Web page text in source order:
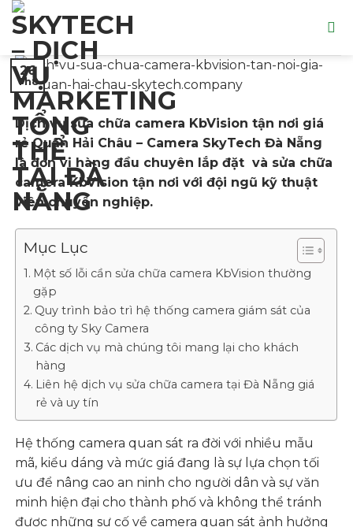
Skip
to
content
26
Th8
Dịch vụ sửa chữa camera KbVision tận nơi giá
rẻ Quận Hải Châu – Camera SkyTech Đà Nẵng
là đơn vị hàng đầu chuyên lắp đặt và sửa chữa
camera KbVision tận nơi với đội ngũ kỹ thuật
viên chuyên nghiệp.
Mục Lục
Một số lỗi cần sửa chữa camera KbVision thường
gặp
Quy trình bảo trì hệ thống camera giám sát của
công ty Sky Camera
Các dịch vụ mà chúng tôi mang lại cho khách
hàng
Liên hệ dịch vụ sửa chữa camera tại Đà Nẵng giá
rẻ và uy tín
Hệ thống camera quan sát ra đời với nhiều mẫu
mã, kiểu dáng và mức giá đang là sự lựa chọn tối
ưu để nâng cao an ninh cho người dân và sự văn
minh hiện đại cho thành phố và không thể tránh
được những sự cố về camera quan sát ảnh hưởng